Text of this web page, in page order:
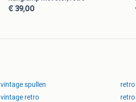
€ 39,00
vintage spullen
vintage retro